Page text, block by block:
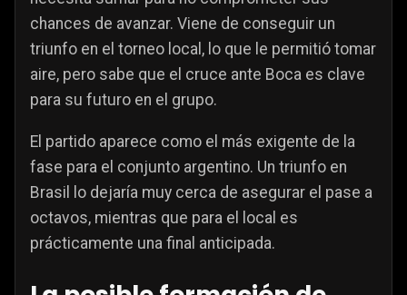
chances de avanzar. Viene de conseguir un
triunfo en el torneo local, lo que le permitió tomar
aire, pero sabe que el cruce ante Boca es clave
para su futuro en el grupo.
El partido aparece como el más exigente de la
fase para el conjunto argentino. Un triunfo en
Brasil lo dejaría muy cerca de asegurar el pase a
octavos, mientras que para el local es
prácticamente una final anticipada.